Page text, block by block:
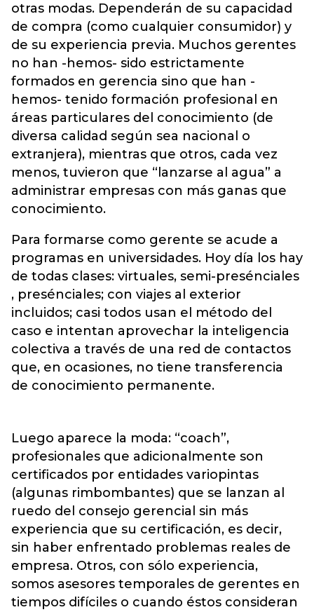
otras modas. Dependerán de su capacidad
de compra (como cualquier consumidor) y
de su experiencia previa. Muchos gerentes
no han -hemos- sido estrictamente
formados en gerencia sino que han -
hemos- tenido formación profesional en
áreas particulares del conocimiento (de
diversa calidad según sea nacional o
extranjera), mientras que otros, cada vez
menos, tuvieron que “lanzarse al agua” a
administrar empresas con más ganas que
conocimiento.
Para formarse como gerente se acude a
programas en universidades. Hoy día los hay
de todas clases: virtuales, semi-presénciales
, presénciales; con viajes al exterior
incluidos; casi todos usan el método del
caso e intentan aprovechar la inteligencia
colectiva a través de una red de contactos
que, en ocasiones, no tiene transferencia
de conocimiento permanente.
Luego aparece la moda: “coach”,
profesionales que adicionalmente son
certificados por entidades variopintas
(algunas rimbombantes) que se lanzan al
ruedo del consejo gerencial sin más
experiencia que su certificación, es decir,
sin haber enfrentado problemas reales de
empresa. Otros, con sólo experiencia,
somos asesores temporales de gerentes en
tiempos difíciles o cuando éstos consideran